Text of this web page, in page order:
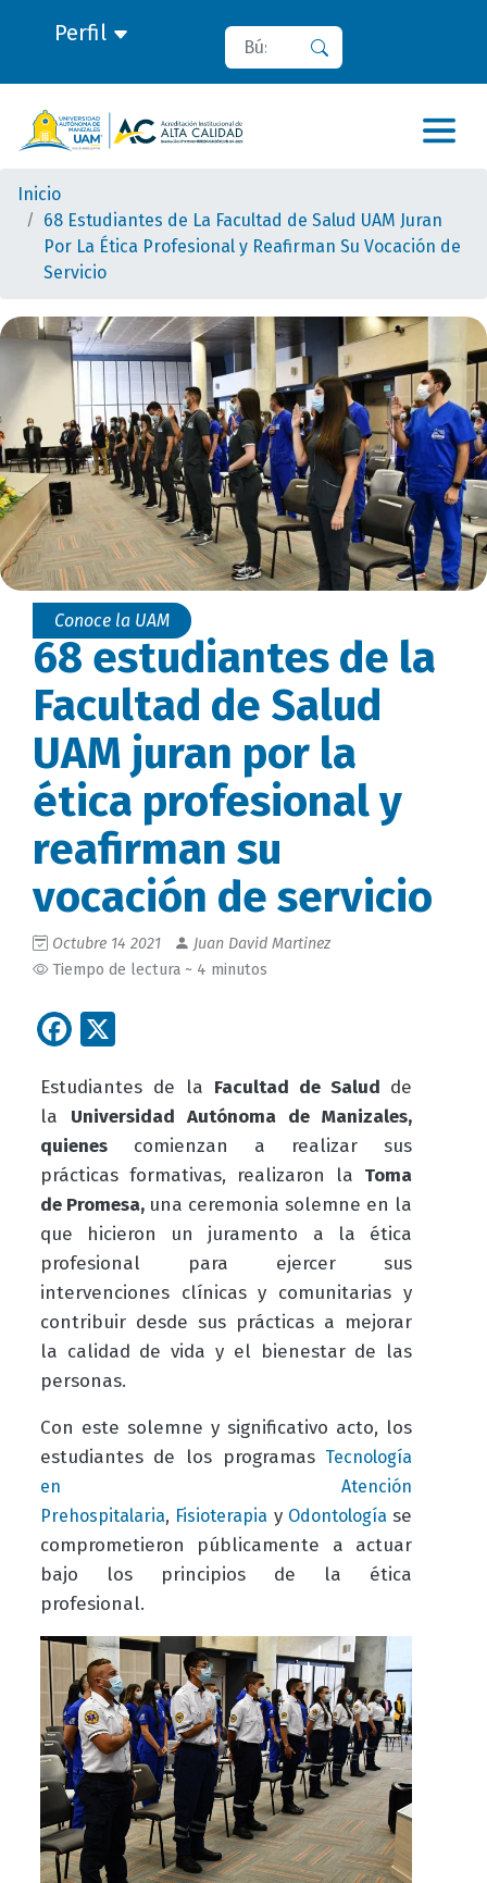
Perfil Buscar
Inicio
68 Estudiantes de La Facultad de Salud UAM Juran
Por La Ética Profesional y Reafirman Su Vocación de
Servicio
Conoce la UAM
68 estudiantes de la
Facultad de Salud
UAM juran por la
ética profesional y
reafirman su
vocación de servicio
Octubre 14 2021
Juan David Martinez
Tiempo de lectura ~ 4 minutos
Facebook
Estudiantes de la Facultad de Salud de
la Universidad Autónoma de Manizales,
quienescomienzan a realizar sus
prácticas formativas, realizaron la Toma
de Promesa, una ceremonia solemne en la
que hicieron un juramento a la ética
profesional para ejercer sus
intervenciones clínicas y comunitarias y
contribuir desde sus prácticas a mejorar
la calidad de vida y el bienestar de las
personas.
Con este solemne y significativo acto, los
estudiantes de los programas Tecnología
en Atención
Prehospitalaria, Fisioterapia y Odontologíase
comprometieron públicamente a actuar
bajo los principios de la ética
profesional.